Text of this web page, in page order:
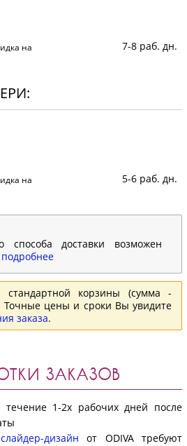
на
7-8 раб. дн.
на
5-6 раб. дн.
доставки возможен
подробнее
корзины (сумма -
Точные цены и сроки Вы увидите
заказа.
ЗАКАЗОВ
течение 1-2х рабочих дней после
слайдер-дизайн от ODIVA требуют